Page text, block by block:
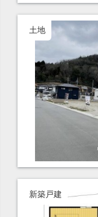
土地
新築戸建